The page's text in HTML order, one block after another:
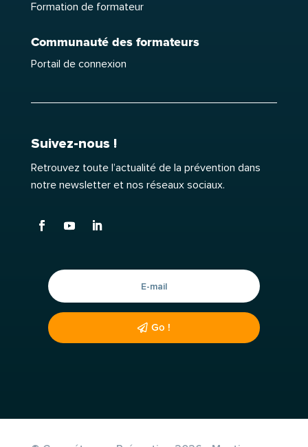
Formation de formateur
Communauté des formateurs
Portail de connexion
Suivez-nous !
Retrouvez toute l’actualité de la prévention dans
notre newsletter et nos réseaux sociaux.
Go !